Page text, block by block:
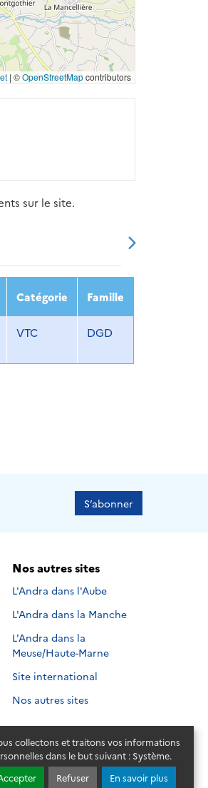
collectons et traitons vos informations
dans le but suivant : Système.
Refuser En savoir plus
| ©OpenStreetMapcontributors
sur le site.
2022 2023
Catégorie Famille
VTC DGD
S’abonner
Nos autres sites
L'Andra dans l'Aube
L'Andra dans la Manche
L'Andra dans la
Meuse/Haute-Marne
Site international
Nos autres sites